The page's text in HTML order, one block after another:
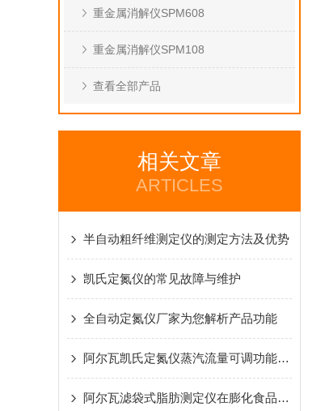
重金属消解仪SPM608
重金属消解仪SPM108
查看全部产品
相关文章
ARTICLES
半自动粗纤维测定仪的测定方法及优势
凯氏定氮仪的常见故障与维护
全自动定氮仪厂家为您解析产品功能
阿尔瓦凯氏定氮仪蒸汽流量可调功能应用解析
阿尔瓦滤袋式脂肪测定仪在膨化食品检测中的应用